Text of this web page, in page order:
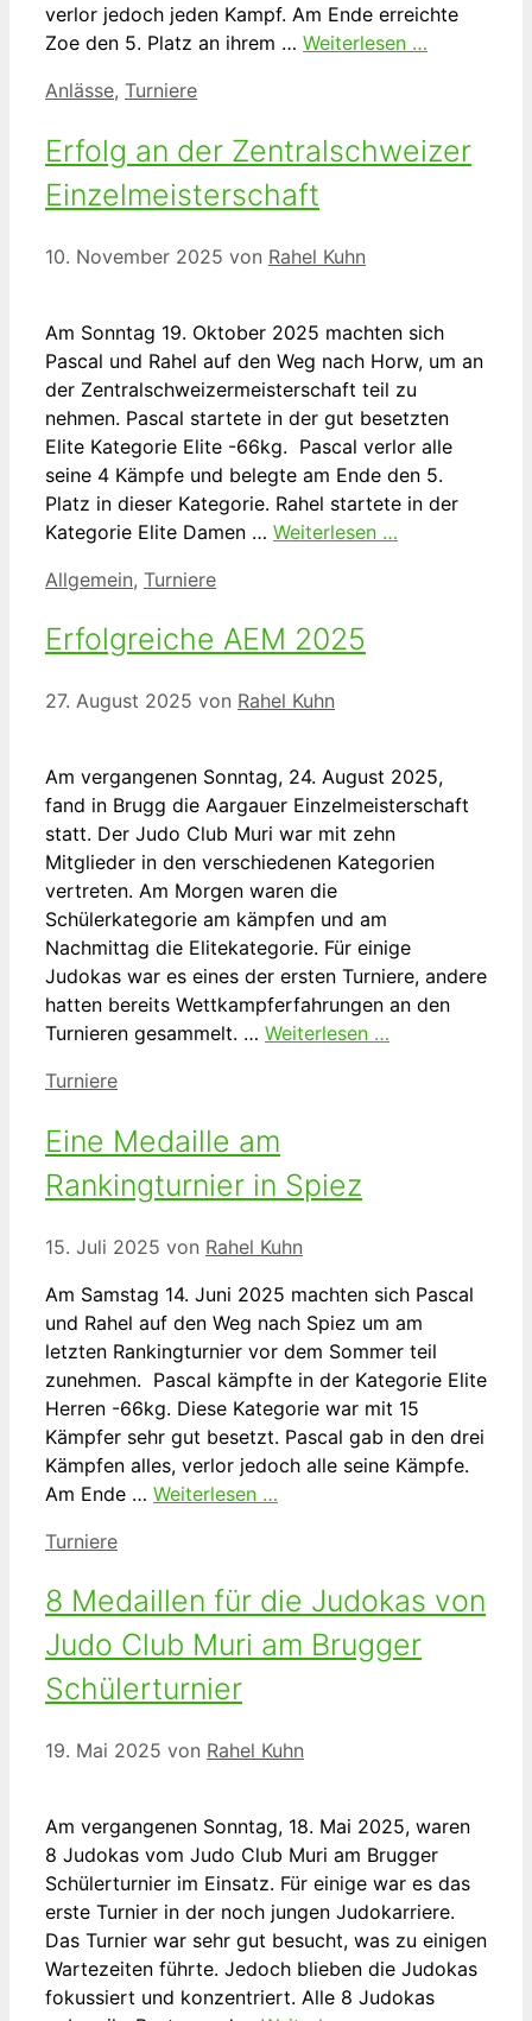
verlor jedoch jeden Kampf. Am Ende erreichte
Zoe den 5. Platz an ihrem … Weiterlesen …
Kategorien
Anlässe, Turniere
Erfolg an der Zentralschweizer
Einzelmeisterschaft
10. November 2025 von Rahel Kuhn
Am Sonntag 19. Oktober 2025 machten sich
Pascal und Rahel auf den Weg nach Horw, um an
der Zentralschweizermeisterschaft teil zu
nehmen. Pascal startete in der gut besetzten
Elite Kategorie Elite -66kg. Pascal verlor alle
seine 4 Kämpfe und belegte am Ende den 5.
Platz in dieser Kategorie. Rahel startete in der
Kategorie Elite Damen … Weiterlesen …
Kategorien
Allgemein, Turniere
Erfolgreiche AEM 2025
27. August 2025 von Rahel Kuhn
Am vergangenen Sonntag, 24. August 2025,
fand in Brugg die Aargauer Einzelmeisterschaft
statt. Der Judo Club Muri war mit zehn
Mitglieder in den verschiedenen Kategorien
vertreten. Am Morgen waren die
Schülerkategorie am kämpfen und am
Nachmittag die Elitekategorie. Für einige
Judokas war es eines der ersten Turniere, andere
hatten bereits Wettkampferfahrungen an den
Turnieren gesammelt. … Weiterlesen …
Kategorien
Turniere
Eine Medaille am
Rankingturnier in Spiez
15. Juli 2025 von Rahel Kuhn
Am Samstag 14. Juni 2025 machten sich Pascal
und Rahel auf den Weg nach Spiez um am
letzten Rankingturnier vor dem Sommer teil
zunehmen. Pascal kämpfte in der Kategorie Elite
Herren -66kg. Diese Kategorie war mit 15
Kämpfer sehr gut besetzt. Pascal gab in den drei
Kämpfen alles, verlor jedoch alle seine Kämpfe.
Am Ende … Weiterlesen …
Kategorien
Turniere
8 Medaillen für die Judokas von
Judo Club Muri am Brugger
Schülerturnier
19. Mai 2025 von Rahel Kuhn
Am vergangenen Sonntag, 18. Mai 2025, waren
8 Judokas vom Judo Club Muri am Brugger
Schülerturnier im Einsatz. Für einige war es das
erste Turnier in der noch jungen Judokarriere.
Das Turnier war sehr gut besucht, was zu einigen
Wartezeiten führte. Jedoch blieben die Judokas
fokussiert und konzentriert. Alle 8 Judokas